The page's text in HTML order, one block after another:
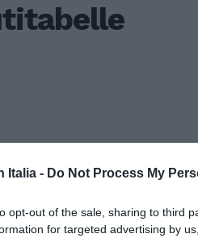
Italia - Do Not Process My
opt-out of the sale, sharing to third
for targeted advertising by